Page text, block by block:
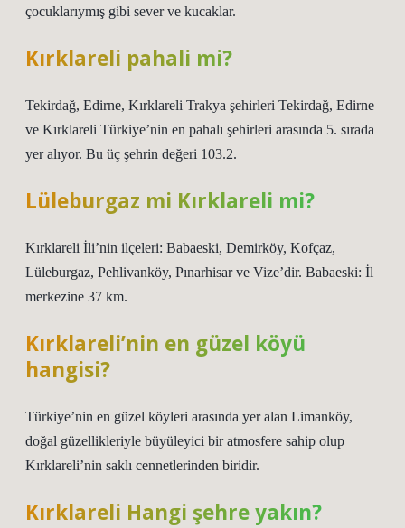
çocuklarıymış gibi sever ve kucaklar.
Kırklareli pahali mi?
Tekirdağ, Edirne, Kırklareli Trakya şehirleri Tekirdağ, Edirne
ve Kırklareli Türkiye’nin en pahalı şehirleri arasında 5. sırada
yer alıyor. Bu üç şehrin değeri 103.2.
Lüleburgaz mi Kırklareli mi?
Kırklareli İli’nin ilçeleri: Babaeski, Demirköy, Kofçaz,
Lüleburgaz, Pehlivanköy, Pınarhisar ve Vize’dir. Babaeski: İl
merkezine 37 km.
Kırklareli’nin en güzel köyü
hangisi?
Türkiye’nin en güzel köyleri arasında yer alan Limanköy,
doğal güzellikleriyle büyüleyici bir atmosfere sahip olup
Kırklareli’nin saklı cennetlerinden biridir.
Kırklareli Hangi şehre yakın?